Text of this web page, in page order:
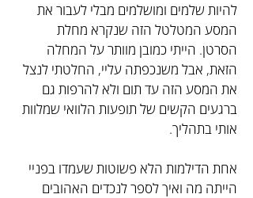
להיות שלמים ומושלמים מבלי לעבור את
המסע המטלטל הזה שנקרא מחלת
הסרטן. הייתי כמובן מוותר על המחלה
הזאת, אבל משנכפתה עליי, החלטתי לנצל
את המסע הזה עד תום ולא להרפות גם
ברגעים הקשים של תופעות הלוואי שמלוות
אותי בתהליך.
אחת הדילמות הלא פשוטות שעמדו בפניי
הייתה מה ואיך לספר לנכדים האהובים